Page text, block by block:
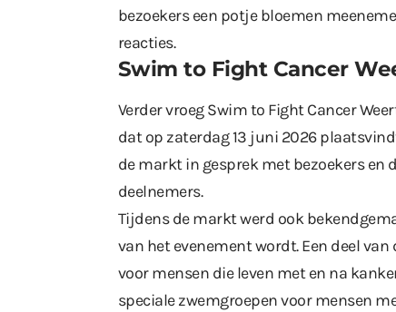
bezoekers een potje bloemen
reacties.
Swim to Fight Cancer
Verder vroeg Swim to Fight Cancer
dat op zaterdag 13 juni 2026
de markt in gesprek met bezoekers en
deelnemers.
Tijdens de markt werd ook
van het evenement wordt. Een deel
voor mensen die leven met en na
speciale zwemgroepen voor mensen